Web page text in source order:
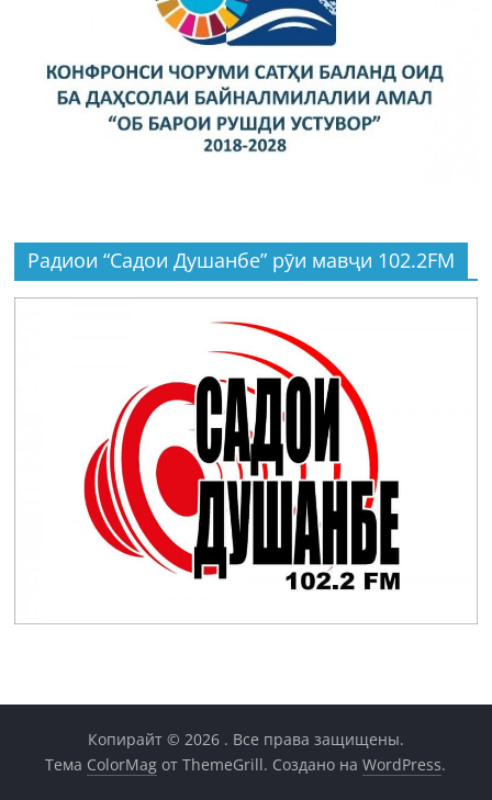
Радиои “Садои Душанбе” рӯи мавҷи 102.2FM
Копирайт © 2026 . Все права защищены.
Тема ColorMag от ThemeGrill. Создано наWordPress.